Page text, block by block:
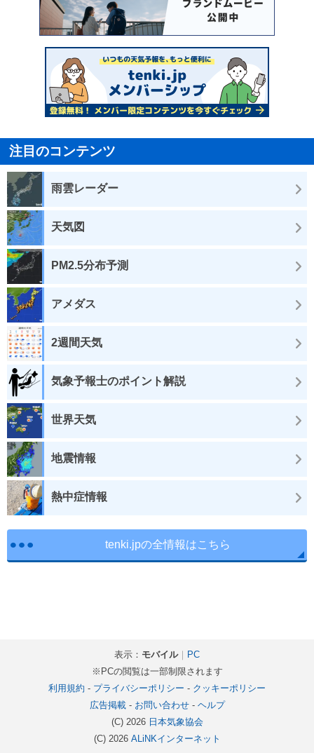
注目のコンテンツ
雨雲レーダー
天気図
PM2.5分布予測
アメダス
2週間天気
気象予報士のポイント解説
世界天気
地震情報
熱中症情報
tenki.jpの全情報はこちら
表示： モバイル｜
PC
※PCの閲覧は一部制限されます
利用規約 - プライバシーポリシー - クッキーポリシー
広告掲載- お問い合わせ- ヘルプ
(C) 2026 日本気象協会
(C) 2026 ALiNKインターネット